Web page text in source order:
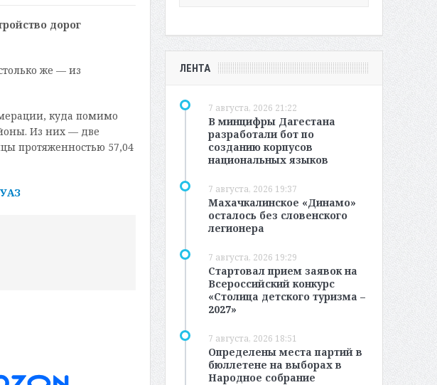
дорог
же — из
куда помимо
Из них — две
протяженностью 57,04
ЛЕНТА
7 августа, 2026 21:22
В минцифры Дагестана
разработали бот по
созданию корпусов
национальных языков
7 августа, 2026 19:37
Махачкалинское «Динамо»
осталось без словенского
легионера
7 августа, 2026 19:29
Стартовал прием заявок на
Всероссийский конкурс
«Столица детского туризма –
2027»
7 августа, 2026 18:51
Определены места партий в
бюллетене на выборах в
Народное собрание